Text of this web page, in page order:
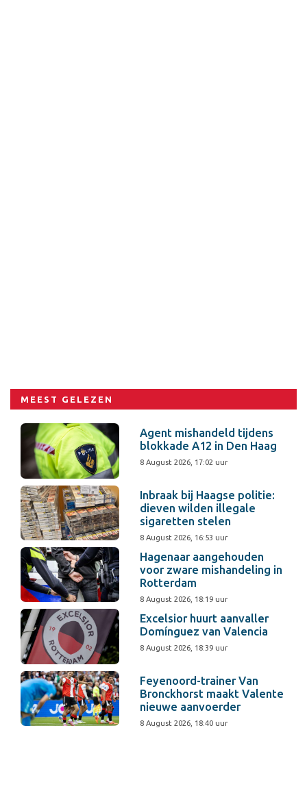
MEEST GELEZEN
Agent mishandeld tijdens
blokkade A12 in Den Haag
8 August 2026, 17:02 uur
Inbraak bij Haagse politie:
dieven wilden illegale
sigaretten stelen
8 August 2026, 16:53 uur
Hagenaar aangehouden
voor zware mishandeling in
Rotterdam
8 August 2026, 18:19 uur
Excelsior huurt aanvaller
Domínguez van Valencia
8 August 2026, 18:39 uur
Feyenoord-trainer Van
Bronckhorst maakt Valente
nieuwe aanvoerder
8 August 2026, 18:40 uur